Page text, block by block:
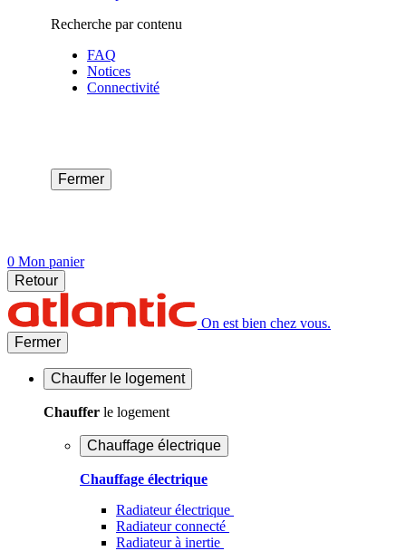
Recherche par contenu
FAQ
Notices
Connectivité
Fermer
0 Mon panier
Retour
On est bien chez vous.
Fermer
Chauffer le logement
Chauffer le logement
Chauffage électrique
Chauffage électrique
Radiateur électrique
Radiateur connecté
Radiateur à inertie